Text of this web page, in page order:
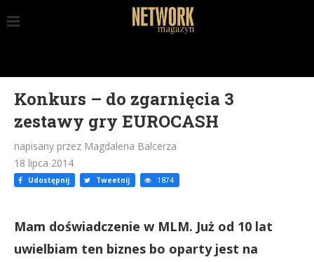
Konkurs – do zgarnięcia 3
zestawy gry EUROCASH
napisany przez Magdalena Balcerza
18 lipca 2014
Udostępnij Tweetnij 1874
Mam doświadczenie w MLM. Już od 10 lat
uwielbiam ten biznes bo oparty jest na